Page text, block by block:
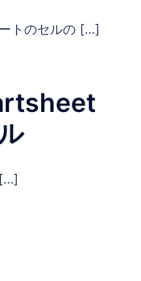
トのセルの […]